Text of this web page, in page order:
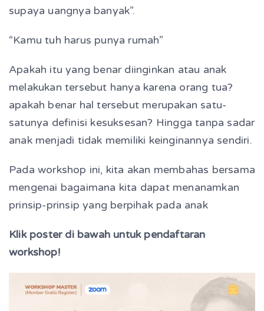
supaya uangnya banyak”.
“Kamu tuh harus punya rumah”
Apakah itu yang benar diinginkan atau anak
melakukan tersebut hanya karena orang tua?
apakah benar hal tersebut merupakan satu-
satunya definisi kesuksesan? Hingga tanpa sadar
anak menjadi tidak memiliki keinginannya sendiri.
Pada workshop ini, kita akan membahas bersama
mengenai bagaimana kita dapat menanamkan
prinsip-prinsip yang berpihak pada anak
Klik poster di bawah untuk pendaftaran
workshop!